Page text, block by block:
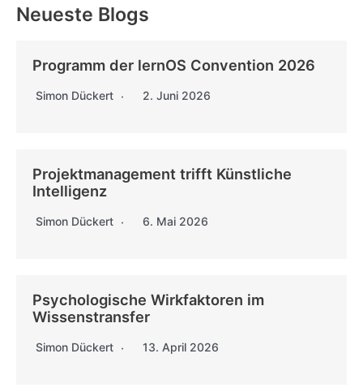
Neueste Blogs
Programm der lernOS Convention 2026
Simon Dückert 2. Juni 2026
Projektmanagement trifft Künstliche
Intelligenz
Simon Dückert 6. Mai 2026
Psychologische Wirkfaktoren im
Wissenstransfer
Simon Dückert 13. April 2026